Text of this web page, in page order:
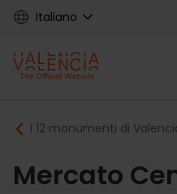
Skip
content
Italiano
Main
navigation
I 12 monumenti di
Mercato